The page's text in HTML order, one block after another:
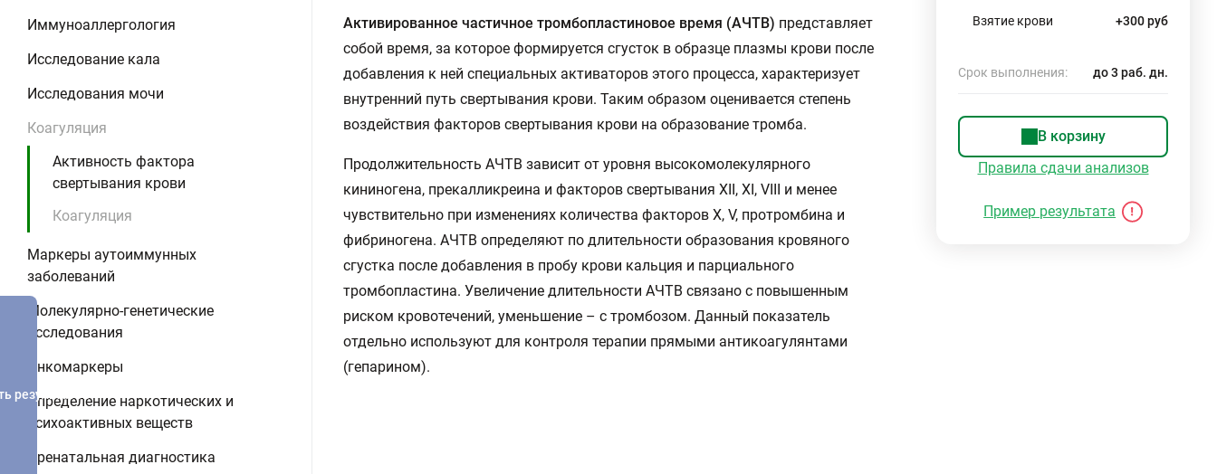
Иммуноаллергология
Исследование кала
Исследования мочи
Коагуляция
Активность фактора
свертывания крови
Коагуляция
Маркеры аутоиммунных
заболеваний
Молекулярно-генетические
исследования
Онкомаркеры
Определение наркотических и
психоактивных веществ
Пренатальная диагностика
Активированное частичное тромбопластиновое время (АЧТВ) представляет
собой время, за которое формируется сгусток в образце плазмы крови после
добавления к ней специальных активаторов этого процесса, характеризует
внутренний путь свертывания крови. Таким образом оценивается степень
воздействия факторов свертывания крови на образование тромба.
Продолжительность АЧТВ зависит от уровня высокомолекулярного
кининогена, прекалликреина и факторов свертывания XII, XI, VIII и менее
чувствительно при изменениях количества факторов X, V, протромбина и
фибриногена. АЧТВ определяют по длительности образования кровяного
сгустка после добавления в пробу крови кальция и парциального
тромбопластина. Увеличение длительности АЧТВ связано с повышенным
риском кровотечений, уменьшение – с тромбозом. Данный показатель
отдельно используют для контроля терапии прямыми антикоагулянтами
(гепарином).
Взятие крови +300 руб
Срок выполнения: до 3 раб. дн.
В корзину
Правила сдачи анализов
Пример результата
результатов